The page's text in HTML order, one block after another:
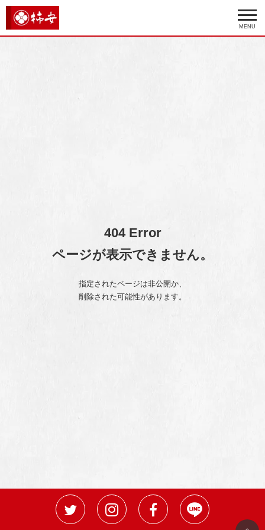
MENU
404 Error
ページが表示できません。
指定されたページは非公開か、
削除された可能性があります。